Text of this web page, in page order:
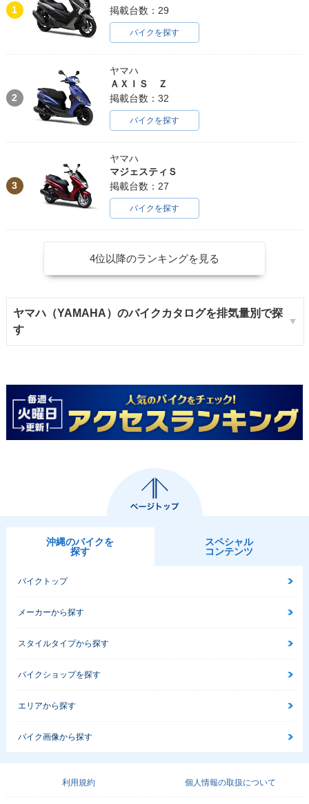
1
掲載台数：29
バイクを探す
2
ヤマハ
ＡＸＩＳ Ｚ
掲載台数：32
バイクを探す
3
ヤマハ
マジェスティＳ
掲載台数：27
バイクを探す
4位以降のランキングを見る
ヤマハ（YAMAHA）のバイクカタログを排気量別で探
す
沖縄のバイクを
探す
スペシャル
コンテンツ
バイクトップ
メーカーから探す
スタイルタイプから探す
バイクショップを探す
エリアから探す
バイク画像から探す
利用規約 個人情報の取扱について